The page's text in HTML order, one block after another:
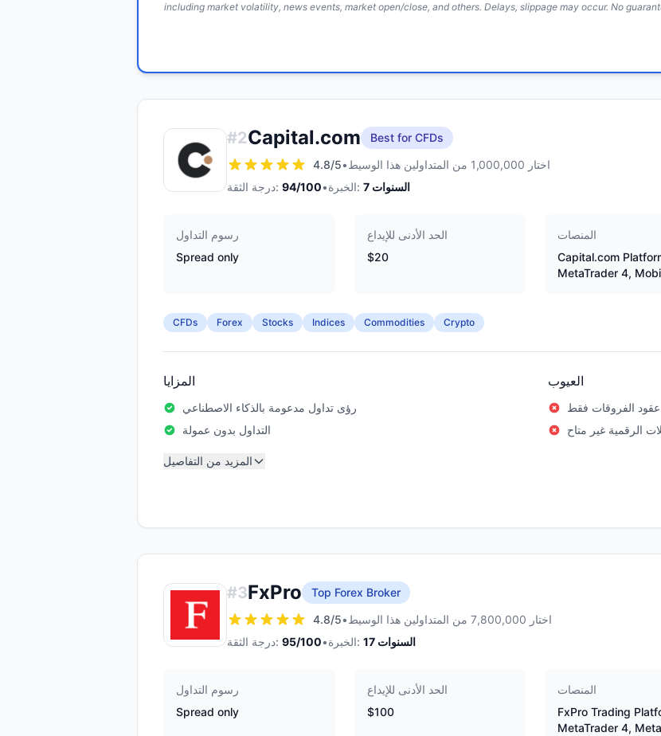
including market volatility, news events, market open/close, and others. Delays, slippage may occur. No
#2Capital.com
Best for CFDs
4.8/5•
اختار 1,000,000 من المتداولين هذا الوسيط
درجة الثقة: 94/100• الخبرة: 7 السنوات
رسوم التداول
Spread only
الحد الأدنى للإيداع
$20
المنصات
Capital.com
MetaTrader 4,
CFDs Forex Stocks Indices Commodities Crypto
المزايا
رؤى تداول مدعومة بالذكاء الاصطناعي
التداول بدون عمولة
العيوب
عقود الفروقات فقط
الرقمية غير متاح
المزيد من التفاصيل
#3FxPro
Top Forex Broker
4.8/5•
اختار 7,800,000 من المتداولين هذا الوسيط
درجة الثقة: 95/100• الخبرة: 17 السنوات
رسوم التداول
Spread only
الحد الأدنى للإيداع
$100
المنصات
FxPro Trading
MetaTrader 4,